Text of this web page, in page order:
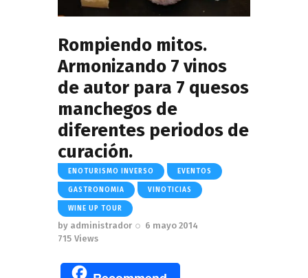
Rompiendo mitos.
Armonizando 7 vinos
de autor para 7 quesos
manchegos de
diferentes periodos de
curación.
ENOTURISMO INVERSO EVENTOS
GASTRONOMIA VINOTICIAS
WINE UP TOUR
by administrador
6 mayo 2014
715 Views